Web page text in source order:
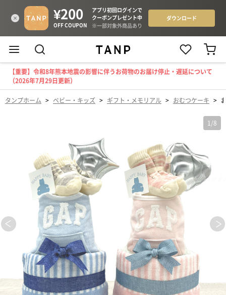
【重要】令和8年熊本地震の影響に伴うお荷物のお届け停止・遅延について
（2026年7月29日更新）
タンプホーム > ベビー・キッズ > ギフト・メモリアル > おむつケーキ >
1 /8